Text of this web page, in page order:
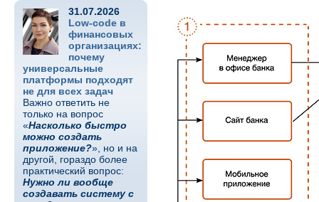
31.07.2026
Low-code в
финансовых
организациях:
почему
универсальные
платформы подходят
не для всех задач
Важно ответить не
только на вопрос
«Насколько быстро
можно создать
приложение?», но и на
другой, гораздо более
практический вопрос:
Нужно ли вообще
создавать систему с